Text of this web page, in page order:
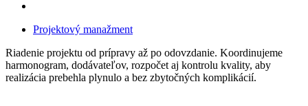
Projektový manažment
Riadenie projektu od prípravy až po odovzdanie. Koordinujeme
harmonogram, dodávateľov, rozpočet aj kontrolu kvality, aby
realizácia prebehla plynulo a bez zbytočných komplikácií.